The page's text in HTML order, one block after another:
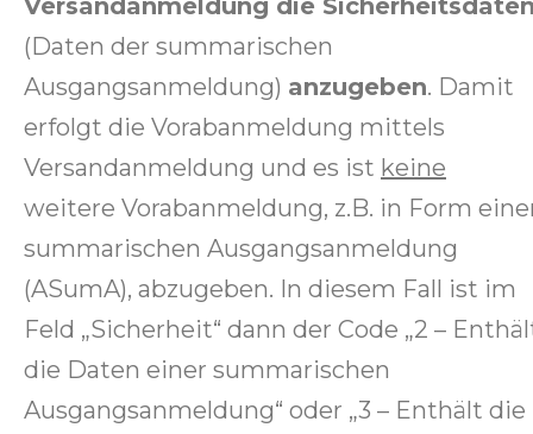
(Daten der summarischen
Ausgangsanmeldung) anzugeben. Damit
erfolgt die Vorabanmeldung mittels
Versandanmeldung und es ist keine
weitere Vorabanmeldung, z.B. in Form
summarischen Ausgangsanmeldung
(ASumA), abzugeben. In diesem Fall ist im
Feld „Sicherheit“ dann der Code „2 –
die Daten einer summarischen
Ausgangsanmeldung“ oder „3 – Enthält die